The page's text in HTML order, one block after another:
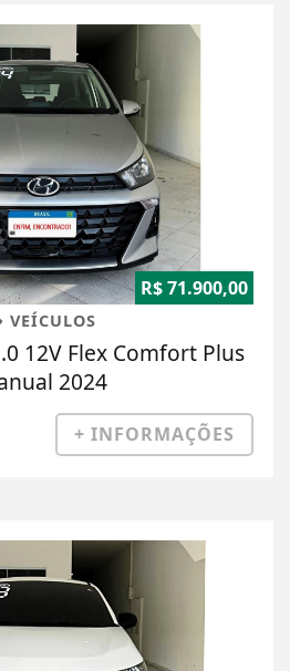
R$ 71.900,00
VEÍCULOS
12V Flex Comfort Plus
2024
+ INFORMAÇÕES